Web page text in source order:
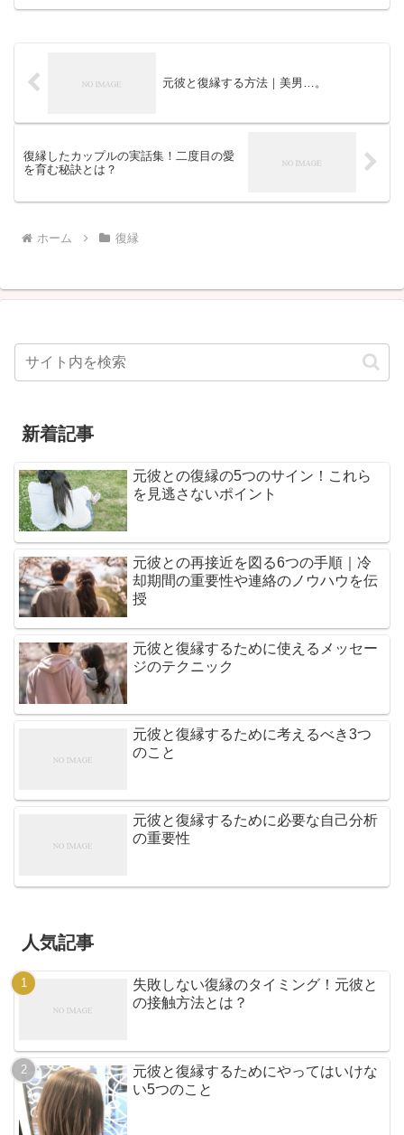
元彼と復縁する方法｜美男…。
復縁したカップルの実話集！二度目の愛
を育む秘訣とは？
ホーム 復縁
新着記事
元彼との復縁の5つのサイン！これら
を見逃さないポイント
元彼との再接近を図る6つの手順｜冷
却期間の重要性や連絡のノウハウを伝
授
元彼と復縁するために使えるメッセー
ジのテクニック
元彼と復縁するために考えるべき3つ
のこと
元彼と復縁するために必要な自己分析
の重要性
人気記事
失敗しない復縁のタイミング！元彼と
の接触方法とは？
元彼と復縁するためにやってはいけな
い5つのこと